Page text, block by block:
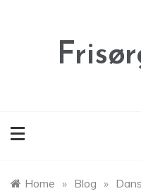
Home » Blog »